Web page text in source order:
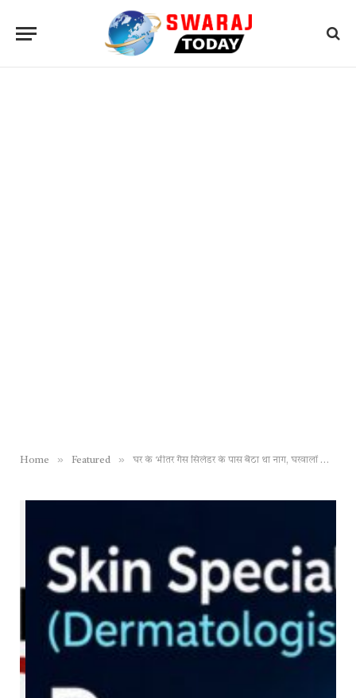
Home » Featured » घर के भीतर गैस सिलेंडर के पास बैठा था नाग, घरवालों के उड़े होश, जितेंद्र सारथी ने किया सुरक्षित रेस्क्यू